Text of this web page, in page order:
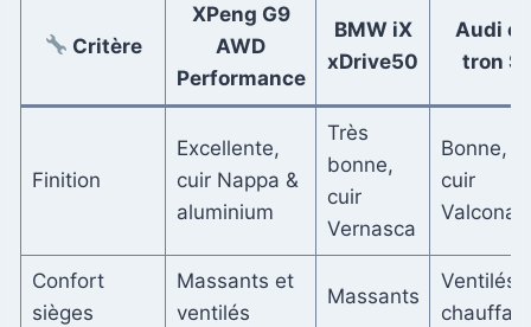
Critère
XPeng G9
AWD
Performance
BMW iX
xDrive50
Audi e-
tron S
Finition
Excellente,
cuir Nappa &
aluminium
Très
bonne,
cuir
Vernasca
Bonne,
cuir
Valcona
Confort
sièges
Massants et
ventilés
Massants
Ventilés,